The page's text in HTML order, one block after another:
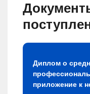
Диплом о
приложение к